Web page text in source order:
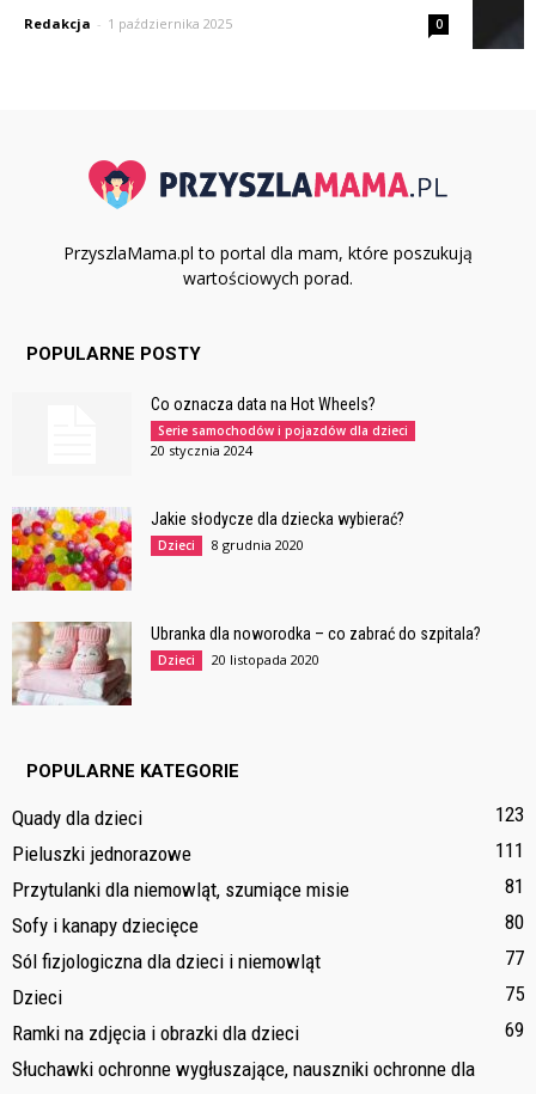
Redakcja - 1 października 2025 0
PrzyszlaMama.pl to portal dla mam, które poszukują
wartościowych porad.
POPULARNE POSTY
Co oznacza data na Hot Wheels?
Serie samochodów i pojazdów dla dzieci
20 stycznia 2024
Jakie słodycze dla dziecka wybierać?
Dzieci 8 grudnia 2020
Ubranka dla noworodka – co zabrać do szpitala?
Dzieci 20 listopada 2020
POPULARNE KATEGORIE
Quady dla dzieci
123
Pieluszki jednorazowe
111
Przytulanki dla niemowląt, szumiące misie
81
Sofy i kanapy dziecięce
80
Sól fizjologiczna dla dzieci i niemowląt
77
Dzieci
75
Ramki na zdjęcia i obrazki dla dzieci
69
Słuchawki ochronne wygłuszające, nauszniki ochronne dla